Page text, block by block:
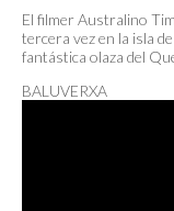
El filmer Australino
tercera vez en la isla
fantástica olaza del
BALUVERXA